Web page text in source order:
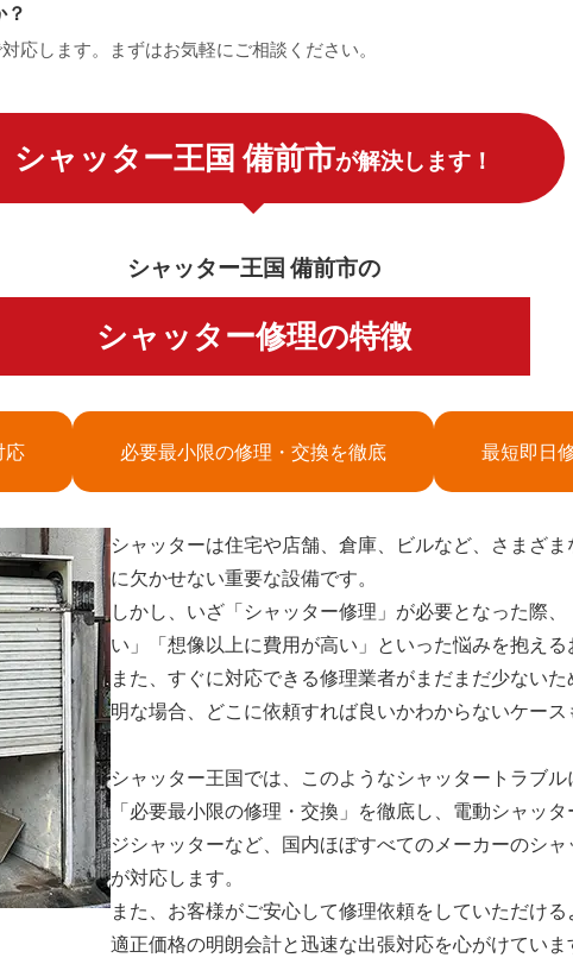
応します。まずはお気軽にご相談ください。
シャッター王国 備前市が解決します！
シャッター王国 備前市の
シャッター修理の特徴
応 必要最小限の修理・交換を徹底 最短即日
シャッターは住宅や店舗、倉庫、ビルなど、さまざま
に欠かせない重要な設備です。
しかし、いざ「シャッター修理」が必要となった際
い」「想像以上に費用が高い」といった悩みを抱える
また、すぐに対応できる修理業者がまだまだ少ない
明な場合、どこに依頼すれば良いかわからないケース
シャッター王国では、このようなシャッタートラブル
「必要最小限の修理・交換」を徹底し、電動シャッ
ジシャッターなど、国内ほぼすべてのメーカーのシ
が対応します。
また、お客様がご安心して修理依頼をしていただけ
適正価格の明朗会計と迅速な出張対応を心がけていま